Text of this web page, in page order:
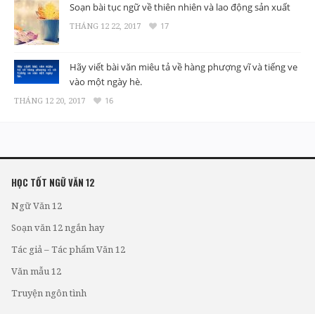
Soạn bài tục ngữ về thiên nhiên và lao động sản xuất
THÁNG 12 22, 2017 17
Hãy viết bài văn miêu tả về hàng phượng vĩ và tiếng ve
vào một ngày hè.
THÁNG 12 20, 2017 16
HỌC TỐT NGỮ VĂN 12
Ngữ Văn 12
Soạn văn 12 ngắn hay
Tác giả – Tác phẩm Văn 12
Văn mẫu 12
Truyện ngôn tình